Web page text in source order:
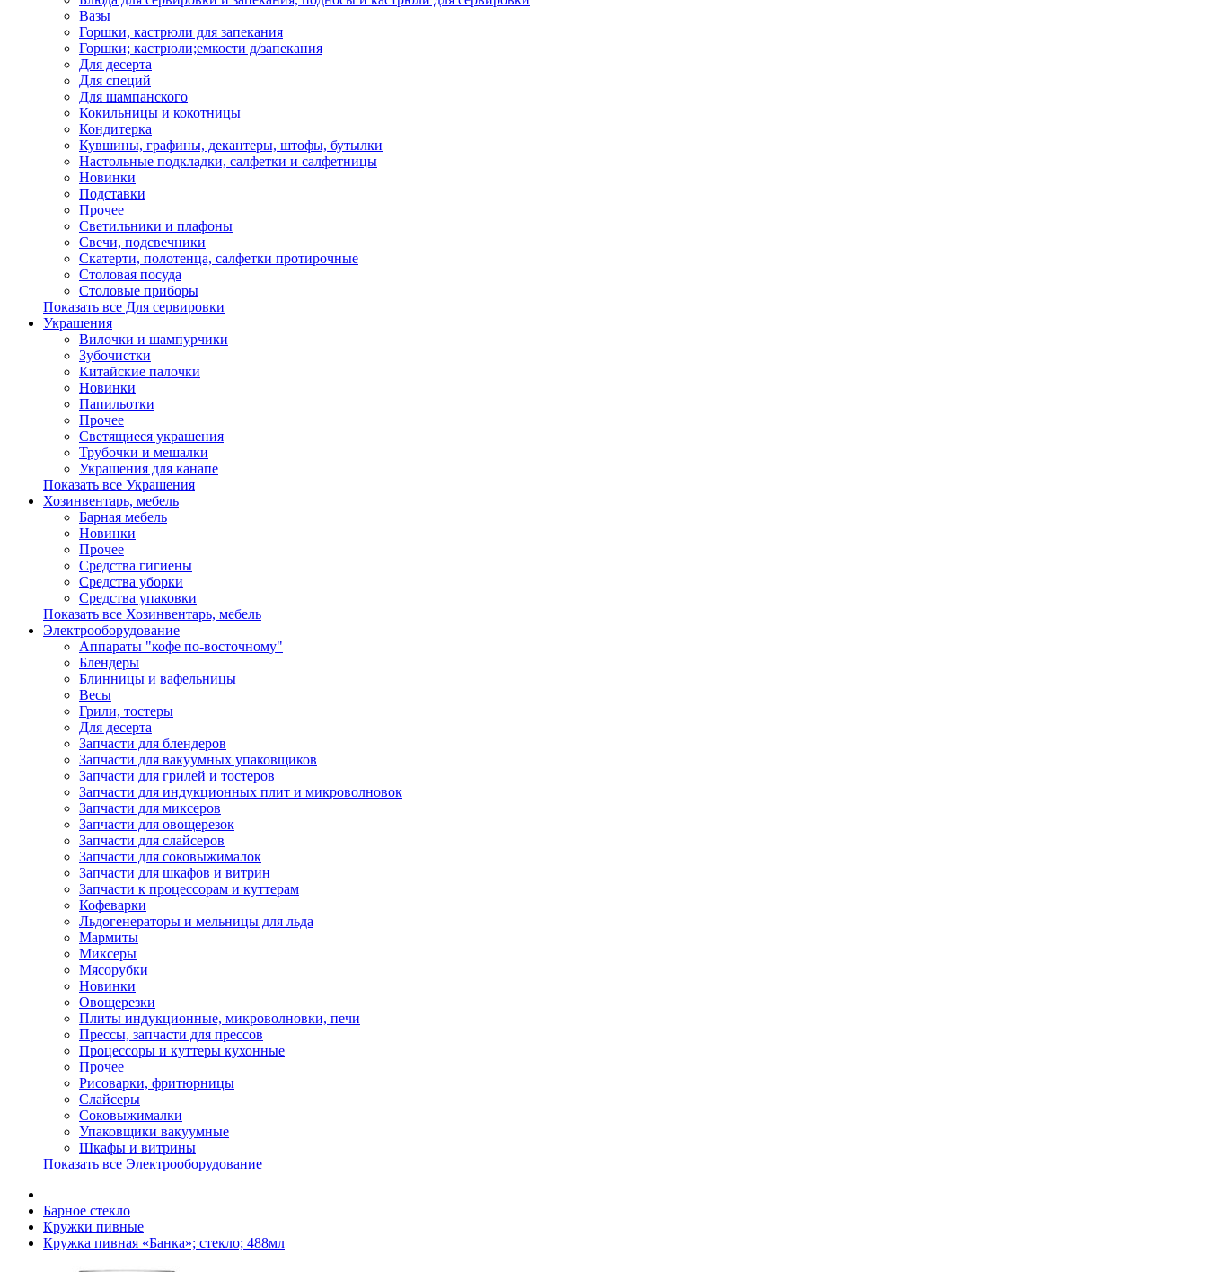
Вазы
Горшки, кастрюли для запекания
Горшки; кастрюли;емкости д/запекания
Для десерта
Для специй
Для шампанского
Кокильницы и кокотницы
Кондитерка
Кувшины, графины, декантеры, штофы, бутылки
Настольные подкладки, салфетки и салфетницы
Новинки
Подставки
Прочее
Светильники и плафоны
Свечи, подсвечники
Скатерти, полотенца, салфетки протирочные
Столовая посуда
Столовые приборы
Показать все Для сервировки
Украшения
Вилочки и шампурчики
Зубочистки
Китайские палочки
Новинки
Папильотки
Прочее
Светящиеся украшения
Трубочки и мешалки
Украшения для канапе
Показать все Украшения
Хозинвентарь, мебель
Барная мебель
Новинки
Прочее
Средства гигиены
Средства уборки
Средства упаковки
Показать все Хозинвентарь, мебель
Электрооборудование
Аппараты "кофе по-восточному"
Блендеры
Блинницы и вафельницы
Весы
Грили, тостеры
Для десерта
Запчасти для блендеров
Запчасти для вакуумных упаковщиков
Запчасти для грилей и тостеров
Запчасти для индукционных плит и микроволновок
Запчасти для миксеров
Запчасти для овощерезок
Запчасти для слайсеров
Запчасти для соковыжималок
Запчасти для шкафов и витрин
Запчасти к процессорам и куттерам
Кофеварки
Льдогенераторы и мельницы для льда
Мармиты
Миксеры
Мясорубки
Новинки
Овощерезки
Плиты индукционные, микроволновки, печи
Прессы, запчасти для прессов
Процессоры и куттеры кухонные
Прочее
Рисоварки, фритюрницы
Слайсеры
Соковыжималки
Упаковщики вакуумные
Шкафы и витрины
Показать все Электрооборудование
Барное стекло
Кружки пивные
Кружка пивная «Банка»; стекло; 488мл